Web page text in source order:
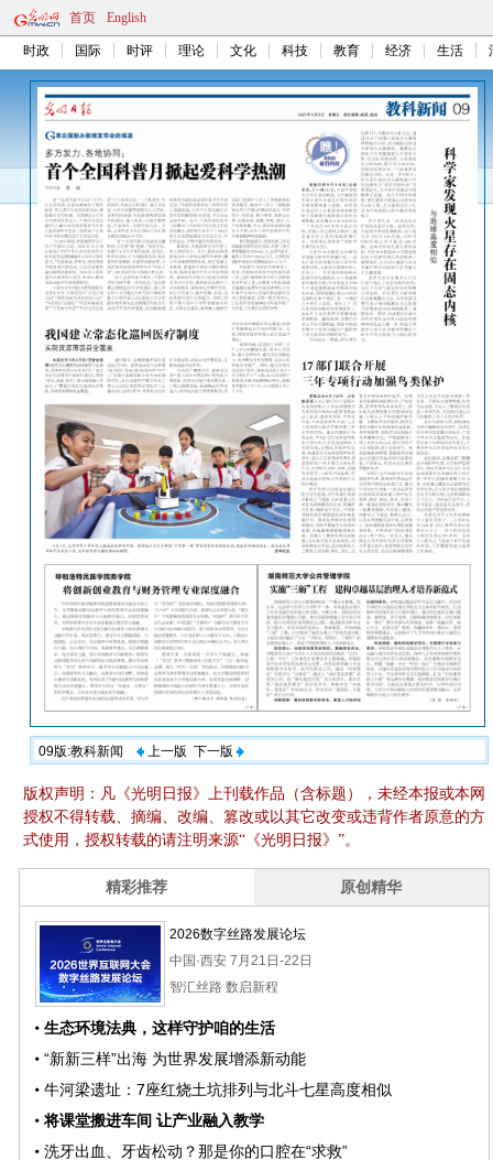
首页 English
时政 国际 时评 理论 文化 科技 教育 经济 生活
09版:教科新闻 上一版 下一版
版权声明：凡《光明日报》上刊载作品（含标题），未经本报或本网
授权不得转载、摘编、改编、篡改或以其它改变或违背作者原意的方
式使用，授权转载的请注明来源“《光明日报》”。